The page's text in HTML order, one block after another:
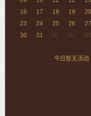
16
17 18 19 20
23
24 25 26 27
30
31 01 02 03
今日暂无活动